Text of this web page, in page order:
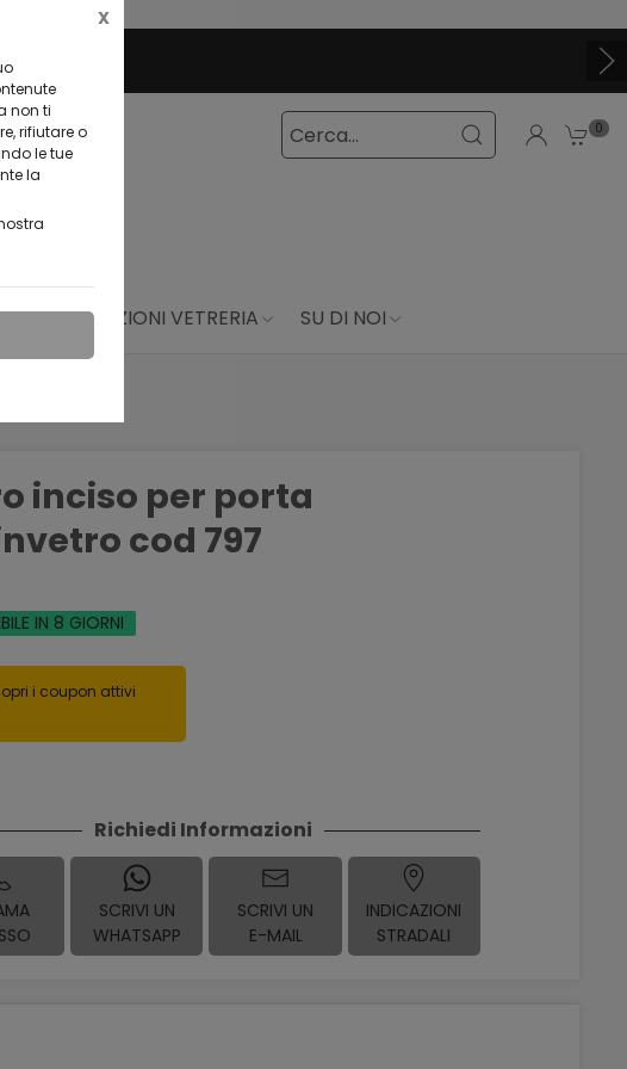
non ti
rifiutare o
le tue
la
X
0
PRODUZIONI VETRERIA SU DI NOI
inciso per porta
cod 797
IN 8 GIORNI
i coupon attivi
Richiedi Informazioni
SCRIVI UN
WHATSAPP
SCRIVI UN
E-MAIL
INDICAZIONI
STRADALI